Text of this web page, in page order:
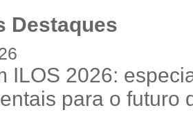
Destaques
ILOS 2026:
para o futuro